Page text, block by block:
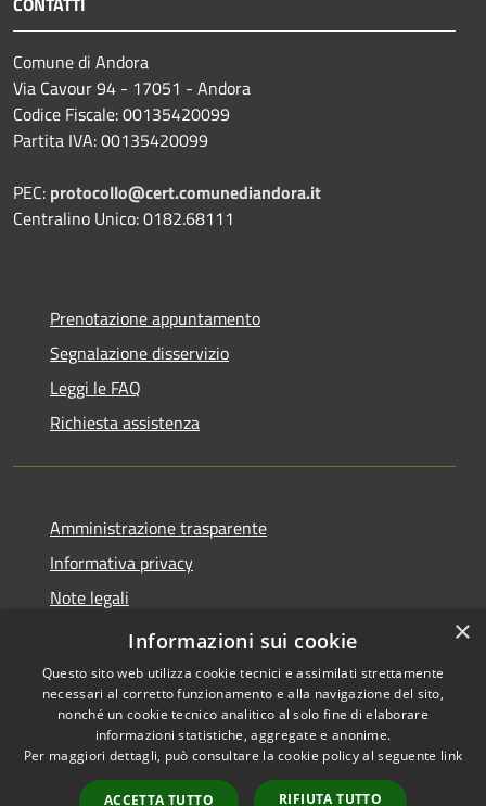
Comune di Andora
Via Cavour 94 - 17051 - Andora
Codice Fiscale: 00135420099
Partita IVA: 00135420099
PEC: protocollo@cert.comunediandora.it
Centralino Unico: 0182.68111
Prenotazione appuntamento
Segnalazione disservizio
Leggi le FAQ
Richiesta assistenza
Amministrazione trasparente
Informativa privacy
Note legali
Dichiarazione di accessibilità
Accessibilità
Copyright © 2026 • Comune di
Andora • Powered by
Municipium• Accesso
×
Informazioni sui cookie
Questo sito web utilizza cookie tecnici e assimilati strettamente
necessari al corretto funzionamento e alla navigazione del sito,
nonché un cookie tecnico analitico al solo fine di elaborare
informazioni statistiche, aggregate e anonime.
Per maggiori dettagli, può consultare la cookie policy al seguente link
ACCETTA TUTTO RIFIUTA TUTTO